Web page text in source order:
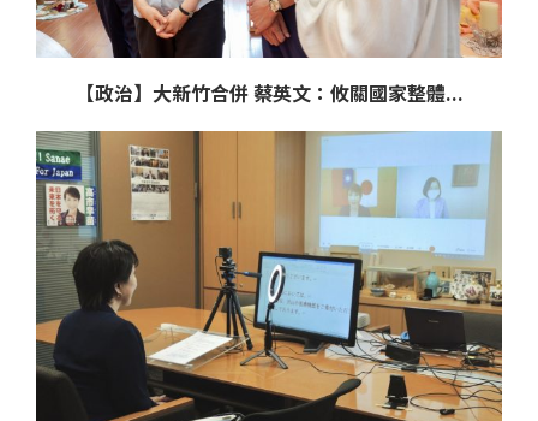
【政治】大新竹合併 蔡英文：攸關國家整體...